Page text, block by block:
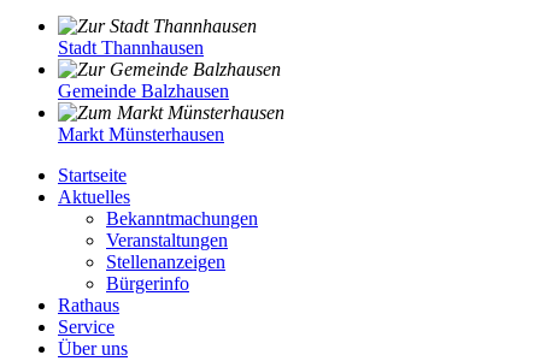
Stadt Thannhausen
Gemeinde Balzhausen
Markt Münsterhausen
Startseite
Aktuelles
Bekanntmachungen
Veranstaltungen
Stellenanzeigen
Bürgerinfo
Rathaus
Service
Über uns